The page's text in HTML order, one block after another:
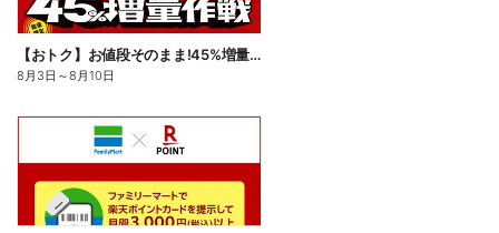
【おトク】お値段そのまま!45%増量作戦!
8月3日 ～8月10日